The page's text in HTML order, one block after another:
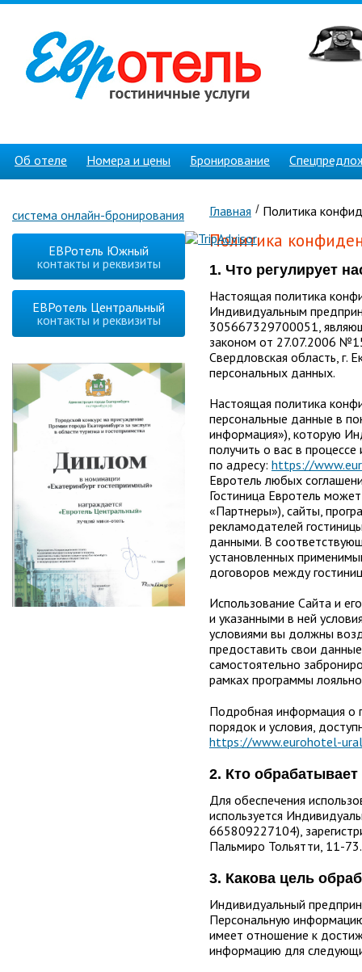
Об отеле Номера и цены Бронирование
система онлайн-бронирования
ЕВРотель Южный
контакты и реквизиты
ЕВРотель Центральный
контакты и реквизиты
Главная Политика
Политика
1. Что регулирует
Настоящая политика
Индивидуальным
305667329700051,
законом от 27.07.2006
Свердловская область, г.
персональных данных.
Настоящая политика
персональные данные в
информация»), которую
получить о вас в
по адресу: https://
Евротель любых
Гостиница Евротель
«Партнеры»), сайты,
рекламодателей
данными. В
установленных
договоров между
Использование Сайта и
и указанными в ней
условиями вы должны
предоставить свои
самостоятельно
рамках программы
Подробная информация о
порядок и условия,
https://www.eurohotel-
2. Кто
Для обеспечения
используется
665809227104),
Пальмиро Тольятти, 11-73.
3. Какова цель
Индивидуальный
Персональную
имеет отношение к
информацию для